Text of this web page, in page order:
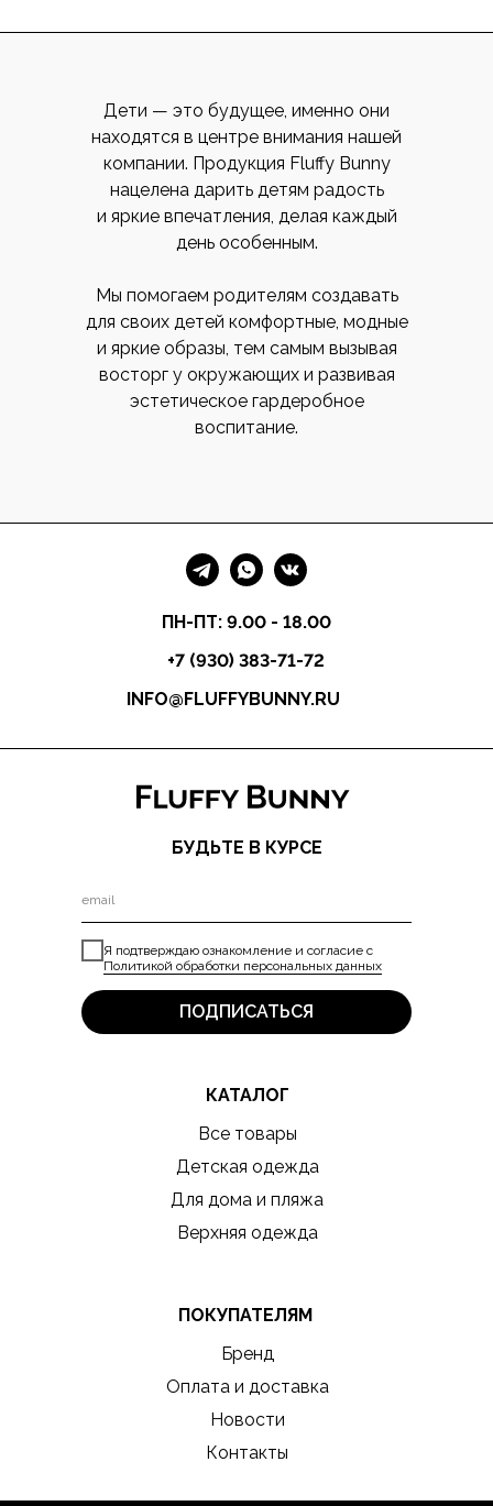
Дети — это будущее, именно они
находятся в центре внимания нашей
компании. Продукция Fluffy Bunny
нацелена дарить детям радость
и яркие впечатления, делая каждый
день особенным.
Мы помогаем родителям создавать
для своих детей комфортные, модные
и яркие образы, тем самым вызывая
восторг у окружающих и развивая
эстетическое гардеробное
воспитание.
+7 (930) 383-71-72
INFO@FLUFFYBUNNY.RU
ПН-ПТ: 9.00 - 18.00
КАТАЛОГ
Детская одежда
Для дома и пляжа
Верхняя одежда
ПОКУПАТЕЛЯМ
Бренд
Оплата и доставка
Новости
Я подтверждаю ознакомление и согласие с
Политикой обработки персональных данных
ПОДПИСАТЬСЯ
БУДЬТЕ В КУРСЕ
Контакты
Все товары